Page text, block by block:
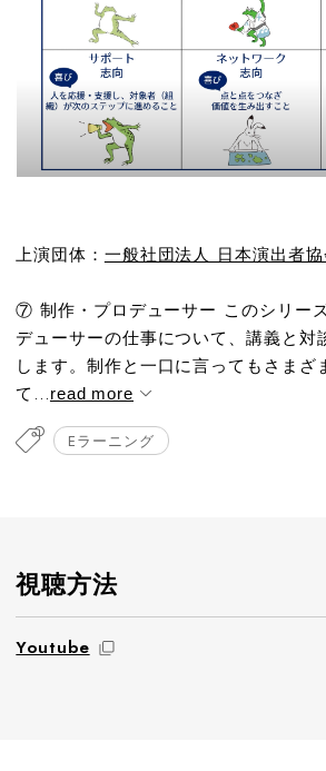
上演団体： 一般社団法人 日本演出者協
⑦ 制作・プロデューサー このシリー
デューサーの仕事について、講義と対
します。制作と一口に言ってもさまざ
て...read more
Eラーニング
視聴方法
Youtube